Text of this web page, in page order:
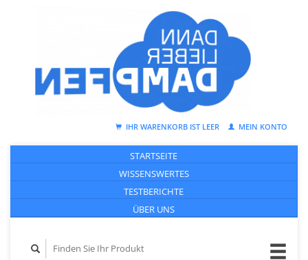
IHR WARENKORB IST LEER MEIN KONTO
STARTSEITE
WISSENSWERTES
TESTBERICHTE
ÜBER UNS